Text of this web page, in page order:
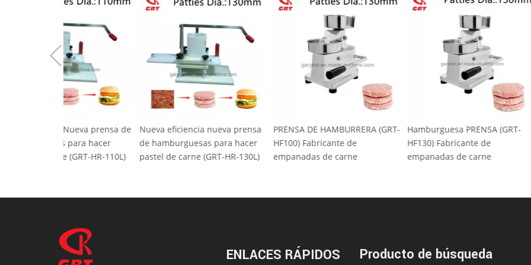
Alta eficiencia Nueva prensa de
hamburguesas para hacer
pastel de carne (GRT-HR-110L)
Nueva eficiencia nueva prensa
de hamburguesas para hacer
pastel de carne (GRT-HR-130L)
PRENSA DE HAMBURRERA (GRT-
HF100) Fabricante de
empanadas de carne
Hamburguesa
HF130)
empanadas de
ENLACES RÁPIDOS Producto de búsqueda